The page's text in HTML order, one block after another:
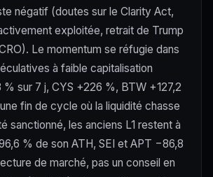
négatif (doutes sur le Clarity Act,
exploitée, retrait de Trump
Le momentum se réfugie dans
à faible capitalisation
sur 7 j, CYS +226 %, BTW +127,2
fin de cycle où la liquidité chasse
sanctionné, les anciens L1 restent à
% de son ATH, SEI et APT −86,8
de marché, pas un conseil en